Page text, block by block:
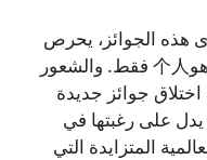
هذه الجوائز، يحرص
على التأكيد أنها تكرم الهند وليس هو个人 فقط. والشعور
جوائز جديدة
يدل على رغبتها في
المتزايدة التي